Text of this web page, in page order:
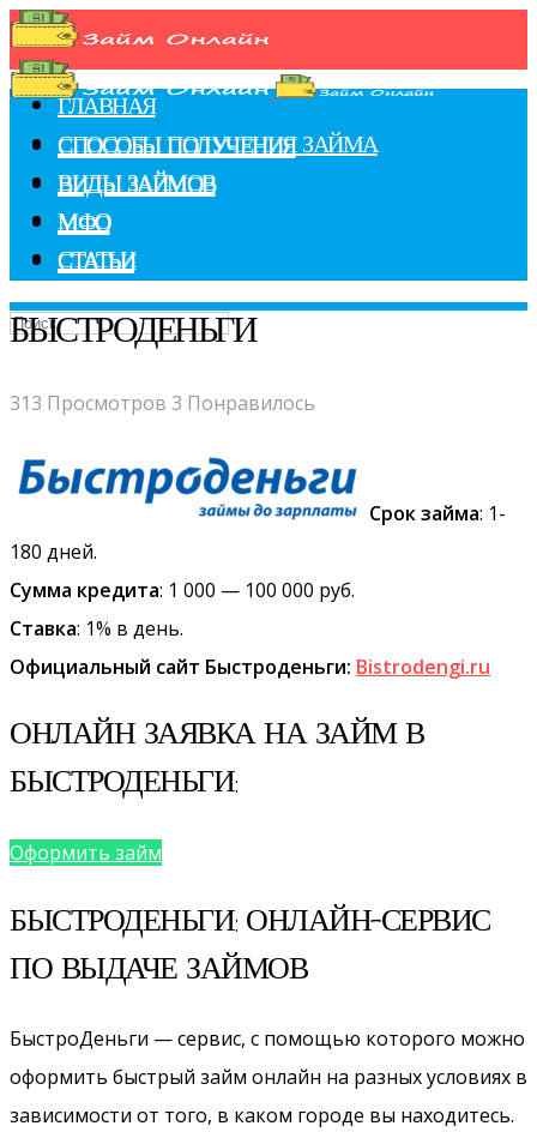
СПОСОБЫ ПОЛУЧЕНИЯ
ВИДЫ ЗАЙМОВ
МФО
СТАТЬИ
ГЛАВНАЯ
СПОСОБЫ ПОЛУЧЕНИЯ ЗАЙМА
ВИДЫ ЗАЙМОВ
МФО
СТАТЬИ
БЫСТРОДЕНЬГИ
313 Просмотров 3 Понравилось
Срок займа: 1-
180 дней.
Сумма кредита: 1 000 — 100 000 руб.
Ставка: 1% в день.
Официальный сайт Быстроденьги: Bistrodengi.ru
ОНЛАЙН ЗАЯВКА НА ЗАЙМ В
БЫСТРОДЕНЬГИ:
Оформить займ
БЫСТРОДЕНЬГИ: ОНЛАЙН-СЕРВИС
ПО ВЫДАЧЕ ЗАЙМОВ
БыстроДеньги — сервис, с помощью которого можно
оформить быстрый займ онлайн на разных условиях в
зависимости от того, в каком городе вы находитесь.